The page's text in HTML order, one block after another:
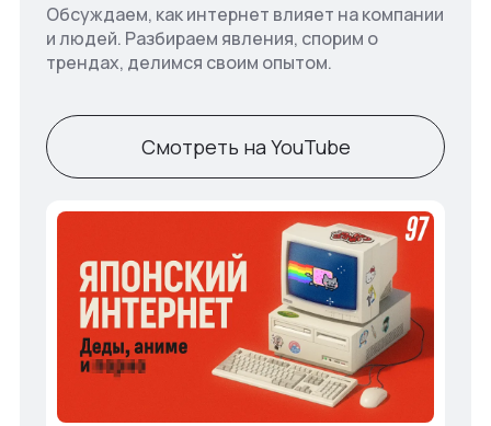
Обсуждаем, как интернет влияет на компании
и людей. Разбираем явления, спорим о
трендах, делимся своим опытом.
Смотреть на YouTube